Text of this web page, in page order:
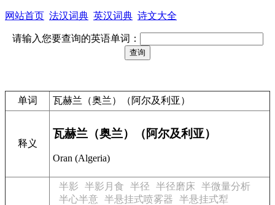
网站首页 法汉词典 英汉词典 诗文大全
请输入您要查询的英语单词：
单词 瓦赫兰（奥兰）（阿尔及利亚）
释义
瓦赫兰（奥兰）（阿尔及利亚）
Oran (Algeria)
半影 半影月食 半径 半径磨床
半微量分析
半心半意
半悬挂式喷雾器
半悬挂式犁